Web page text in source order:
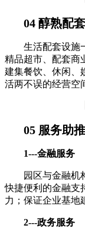
04 醇熟配套
生活配套设施
精品超市、配套商
建集餐饮、休闲、
活两不误的经营空
05 服务助推
1---金融服务
园区与金融机
快捷便利的金融支
力；保证企业基地
2---政务服务